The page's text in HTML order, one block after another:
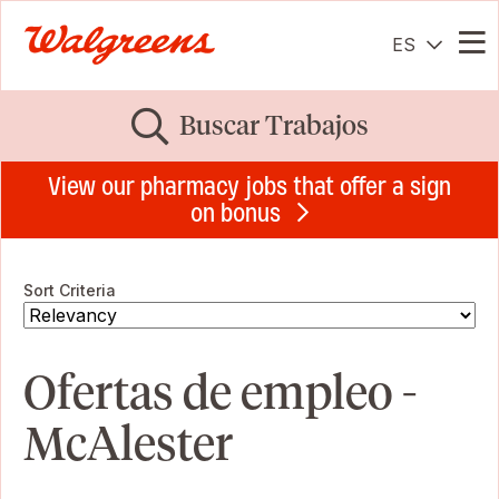
ES
Buscar Trabajos
View our pharmacy jobs that offer a sign
on bonus
Sort Criteria
Ofertas de empleo -
McAlester